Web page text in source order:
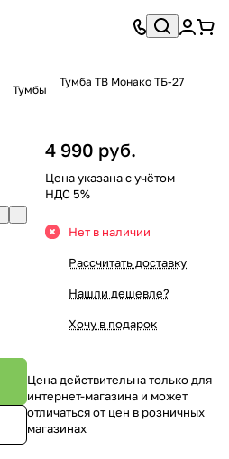
Тумбы
Тумба ТВ Монако ТБ-27
4 990 руб.
Цена указана с учётом
НДС 5%
Нет в наличии
Рассчитать доставку
Нашли дешевле?
Хочу в подарок
Цена действительна только для
интернет-магазина и может
отличаться от цен в розничных
магазинах